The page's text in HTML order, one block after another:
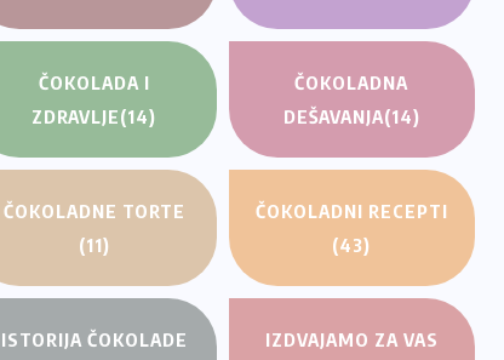
ČOKOLADA I
ZDRAVLJE(14)
ČOKOLADNA
DEŠAVANJA(14)
ČOKOLADNE TORTE
(11)
ČOKOLADNI RECEPTI
(43)
ISTORIJA ČOKOLADE
IZDVAJAMO ZA VAS